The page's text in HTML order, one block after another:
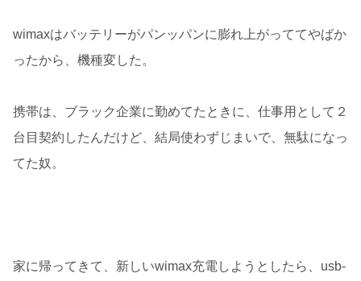
wimaxはバッテリーがパンッパンに膨れ上がっててやばか
ったから、機種変した。
携帯は、ブラック企業に勤めてたときに、仕事用として２
台目契約したんだけど、結局使わずじまいで、無駄になっ
てた奴。
家に帰ってきて、新しいwimax充電しようとしたら、usb-